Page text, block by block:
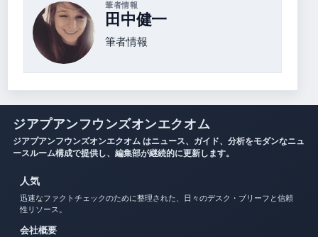
筆者情報
田中健一
筆者情報
ジアプアンフウンズオンエクオム
ジアプアンフウンズオンエクオム はニュース、ガイド、分析をモダンなニュ
ースルーム構成で提供し、編集部が継続的に更新します。
人気
迅速なファクトチェックのために整理された、日々のデスク・ブリーフと信頼
性リソース。
会社概要